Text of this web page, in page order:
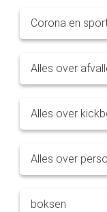
Corona en
Alles over
Alles over
Alles over
boksen